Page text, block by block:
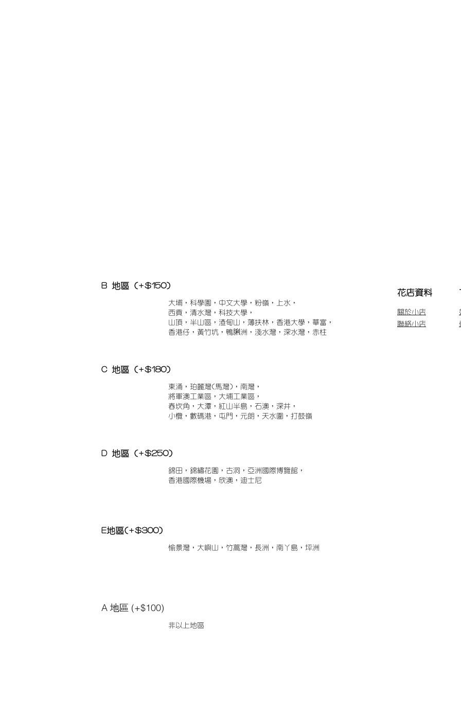
B 地區 (+$150)
大埔，科學園，中文大學，粉嶺，上水，
西貢，清水灣，科技大學，
山頂，半山區，渣甸山，薄扶林，香港大學，華富，
香港仔，黃竹坑，鴨脷洲，淺水灣，深水灣，赤柱
C 地區 (+$180)
東涌，珀麗灣(馬灣)，南灣，
將軍澳工業區，大埔工業區，
舂坎角，大潭，紅山半島，石澳，深井，
小欖，數碼港，屯門，元朗，天水圍，打鼓嶺
D 地區 (+$250)
錦田，錦繡花園，古洞，亞洲國際博覽館，
香港國際機場，欣澳，迪士尼
E地區(+$300)
愉景灣，大嶼山，竹蒿灣，長洲，南丫島，坪洲
A 地區 (+$100)
非以上地區
​花店資料
關於小店
聯絡小店